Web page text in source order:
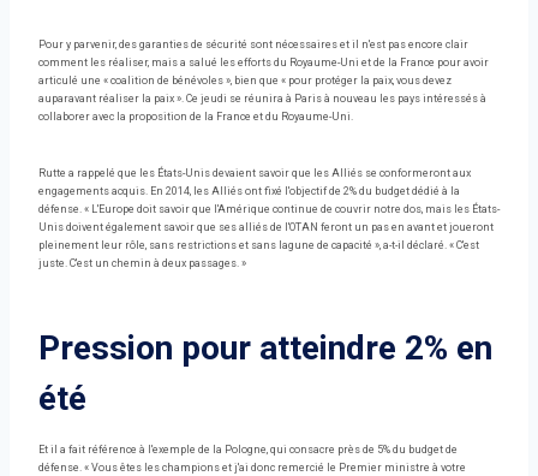
Pour y parvenir, des garanties de sécurité sont nécessaires et il n'est pas encore clair
comment les réaliser, mais a salué les efforts du Royaume-Uni et de la France pour avoir
articulé une « coalition de bénévoles », bien que « pour protéger la paix, vous devez
auparavant réaliser la paix ». Ce jeudi se réunira à Paris à nouveau les pays intéressés à
collaborer avec la proposition de la France et du Royaume-Uni.
Rutte a rappelé que les États-Unis devaient savoir que les Alliés se conformeront aux
engagements acquis. En 2014, les Alliés ont fixé l'objectif de 2% du budget dédié à la
défense. « L'Europe doit savoir que l'Amérique continue de couvrir notre dos, mais les États-
Unis doivent également savoir que ses alliés de l'OTAN feront un pas en avant et joueront
pleinement leur rôle, sans restrictions et sans lagune de capacité », a-t-il déclaré. « C'est
juste. C'est un chemin à deux passages. »
Pression pour atteindre 2% en
été
Et il a fait référence à l'exemple de la Pologne, qui consacre près de 5% du budget de
défense. « Vous êtes les champions et j'ai donc remercié le Premier ministre à votre